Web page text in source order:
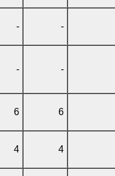
-
-
-
-
6
6
4
4